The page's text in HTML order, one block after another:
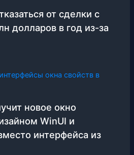
от сделки с
долларов в год из-за
новое окно
WinUI и
интерфейса из